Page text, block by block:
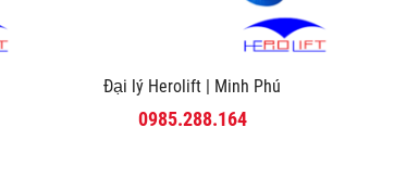
Đại lý Herolift | Minh Phú
0985.288.164